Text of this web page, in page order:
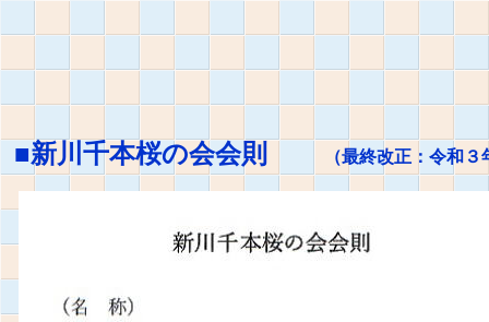
■新川千本桜の会会則 （最終改正：令和